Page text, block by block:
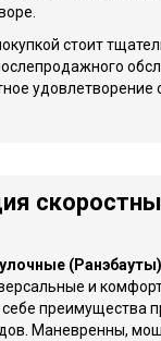
стоит
удовлетворение
и
преимущества
Маневренны,